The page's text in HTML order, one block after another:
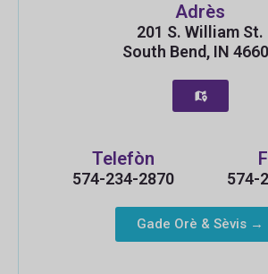
Adrès
201 S. William St.
South Bend, IN
Telefòn
574-234-2870 574-
Gade Orè & Sèvis →